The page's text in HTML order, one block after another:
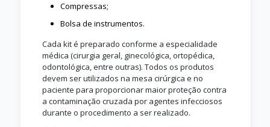
Compressas;
Bolsa de instrumentos.
Cada kit é preparado conforme a especialidade
médica (cirurgia geral, ginecológica, ortopédica,
odontológica, entre outras). Todos os produtos
devem ser utilizados na mesa cirúrgica e no
paciente para proporcionar maior proteção contra
a contaminação cruzada por agentes infecciosos
durante o procedimento a ser realizado.